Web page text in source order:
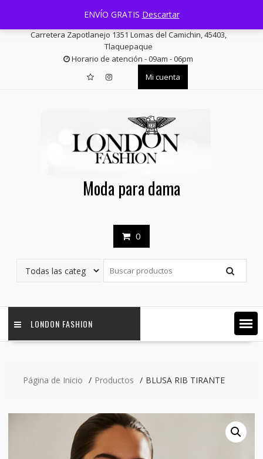
ENVÍO GRATIS Descartar
+52 33 3644 1814 facturas@londonfashion.com.mx
Carretera Zapotlanejo 1351 Lomas del Camichin, 45403,
Tlaquepaque
Horario de atención - 09am - 06pm
Mi cuenta
Moda para dama
0
LONDON FASHION
Página de Inicio Productos BLUSA RIB TIRANTE